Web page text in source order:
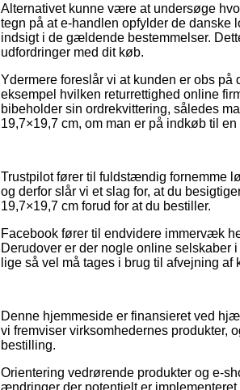
Alternativet kunne være at undersøge
tegn på at e-handlen opfylder de danske
indsigt i de gældende bestemmelser.
udfordringer med dit køb.
Ydermere foreslår vi at kunden er obs
eksempel hvilken returrettighed online
bibeholder sin ordrekvittering, således
19,7×19,7 cm, om man er på indkøb til
Trustpilot fører til fuldstændig fornemme
og derfor slår vi et slag for, at du
19,7×19,7 cm forud for at du bestiller.
Facebook fører til endvidere immervæk
Derudover er der nogle online selskaber
lige så vel må tages i brug til afvejning af
Denne hjemmeside er finansieret ved
vi fremviser virksomhedernes produkter,
bestilling.
Orientering vedrørende produkter og e-
ændringer der potentielt er